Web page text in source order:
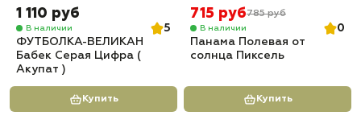
1 110 руб
В наличии
5
ФУТБОЛКА-ВЕЛИКАН
Бабек Серая Цифра (
Акупат )
Купить
715 руб785 руб
В наличии
0
Панама Полевая от
солнца Пиксель
Купить